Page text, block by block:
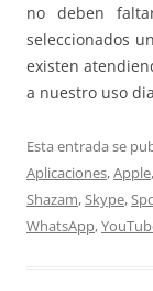
no deben
seleccionados
existen
a nuestro uso
Esta entrada se
Aplicaciones,Apple,
Shazam,Skype,
WhatsApp,